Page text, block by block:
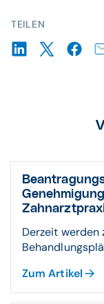
TEILEN
Derzeit werden
Zum Artikel